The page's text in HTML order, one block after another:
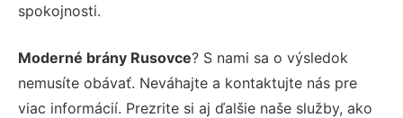
spokojnosti.
Moderné brány Rusovce? S nami sa o výsledok
nemusíte obávať. Neváhajte a kontaktujte nás pre
viac informácií. Prezrite si aj ďalšie naše služby, ako